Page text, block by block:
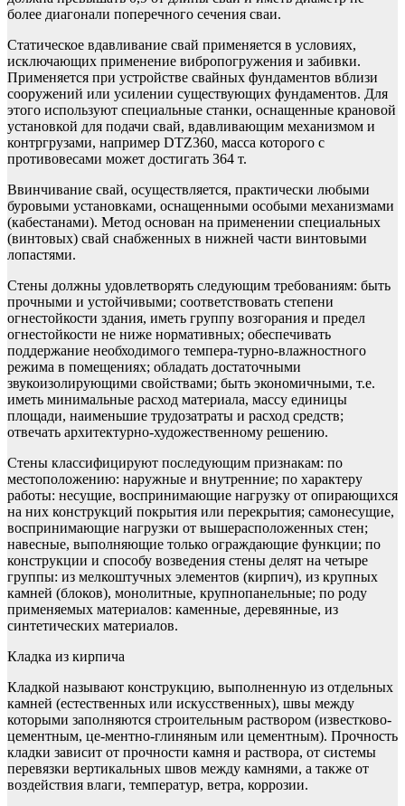
более диагонали поперечного сечения сваи.
Статическое вдавливание свай применяется в условиях,
исключающих применение вибропогружения и забивки.
Применяется при устройстве свайных фундаментов вблизи
сооружений или усилении существующих фундаментов. Для
этого используют специальные станки, оснащенные крановой
установкой для подачи свай, вдавливающим механизмом и
контргрузами, например DTZ360, масса которого с
противовесами может достигать 364 т.
Ввинчивание свай, осуществляется, практически любыми
буровыми установками, оснащенными особыми механизмами
(кабестанами). Метод основан на применении специальных
(винтовых) свай снабженных в нижней части винтовыми
лопастями.
Стены должны удовлетворять следующим требованиям: быть
прочными и устойчивыми; соответствовать степени
огнестойкости здания, иметь группу возгорания и предел
огнестойкости не ниже нормативных; обеспечивать
поддержание необходимого темпера-турно-влажностного
режима в помещениях; обладать достаточны­ми
звукоизолирующими свойствами; быть экономичными, т.е.
иметь минимальные расход материала, массу единицы
площади, наимень­шие трудозатраты и расход средств;
отвечать архитектурно-художе­ственному решению.
Стены классифицируют последующим признакам: по
местопо­ложению: наружные и внутренние; по характеру
работы: несущие, воспринимающие нагрузку от опирающихся
на них конструкций покрытия или перекрытия; самонесущие,
воспринимающие нагруз­ки от вышерасположенных стен;
навесные, выполняющие только ограждающие функции; по
конструкции и способу возведения стены делят на четыре
группы: из мелкоштучных элементов (кирпич), из крупных
камней (блоков), монолитные, крупнопанельные; по роду
применяемых материалов: каменные, деревянные, из
синтетических материалов.
Кладка из кирпича
Кладкой называют конструкцию, выполненную из отдельных
камней (естественных или искусственных), швы между
которыми заполняются строительным раствором (известково-
цементным, це-ментно-глиняным или цементным). Прочность
кладки зависит от прочности камня и раствора, от системы
перевязки вертикальных швов между камнями, а также от
воздействия влаги, температур, ветра, коррозии.